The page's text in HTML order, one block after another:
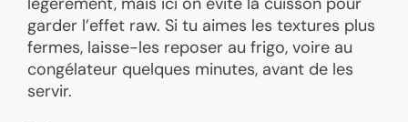
garder l’effet raw. Si tu aimes les textures plus
fermes, laisse-les reposer au frigo, voire au
congélateur quelques minutes, avant de les
servir.